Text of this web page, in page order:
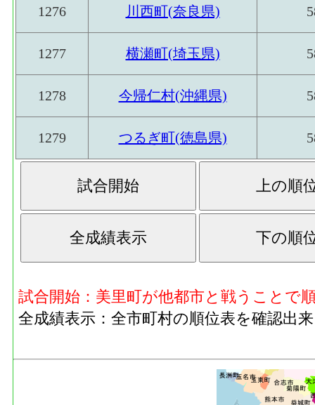
1276 川西町(奈良県)
1277 横瀬町(埼玉県)
1278 今帰仁村(沖縄県)
1279 つるぎ町(徳島県)
試合開始：美里町が他都市と戦うことで
全成績表示：全市町村の順位表を確認出